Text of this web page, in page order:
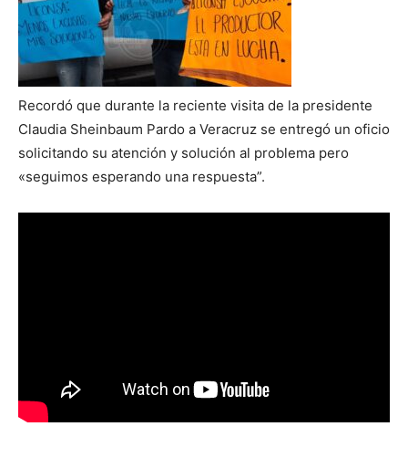
Recordó que durante la reciente visita de la presidente
Claudia Sheinbaum Pardo a Veracruz se entregó un oficio
solicitando su atención y solución al problema pero
«seguimos esperando una respuesta”.